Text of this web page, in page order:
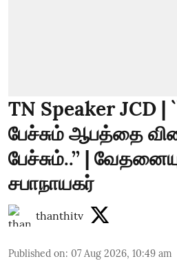
TN Speaker JCD
பேச்சும் ஆபத்தை
பேச்சும்..’’ |
சபாநாயகர்
thanthitv
Published on: 07 Aug 2026, 10:49 am